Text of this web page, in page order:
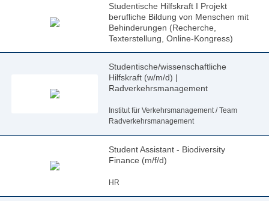
Studentische Hilfskraft I Projekt
berufliche Bildung von Menschen mit
Behinderungen (Recherche,
Texterstellung, Online-Kongress)
Studentische/wissenschaftliche
Hilfskraft (w/m/d) |
Radverkehrsmanagement
Institut für Verkehrsmanagement / Team
Radverkehrsmanagement
Student Assistant - Biodiversity
Finance (m/f/d)
HR